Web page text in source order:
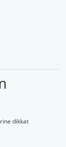
dikkat